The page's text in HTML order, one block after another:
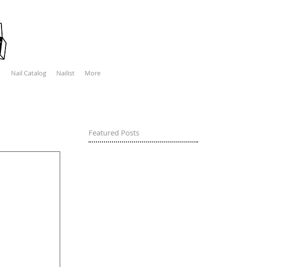
Nail Catalog Nailist More
Featured Posts